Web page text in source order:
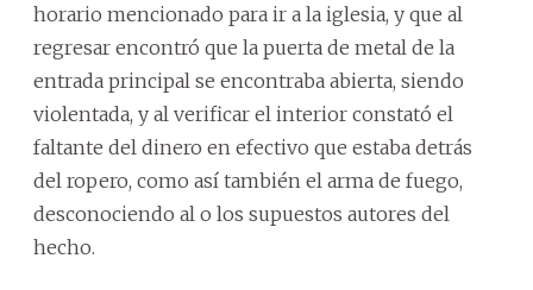
horario mencionado para ir a la iglesia, y que al
regresar encontró que la puerta de metal de la
entrada principal se encontraba abierta, siendo
violentada, y al verificar el interior constató el
faltante del dinero en efectivo que estaba detrás
del ropero, como así también el arma de fuego,
desconociendo al o los supuestos autores del
hecho.